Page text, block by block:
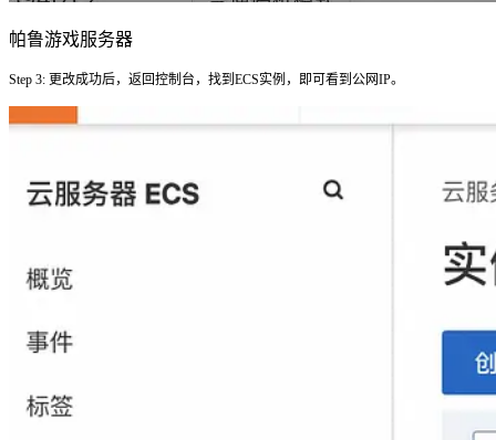
帕鲁游戏服务器
Step 3: 更改成功后，返回控制台，找到ECS实例，即可看到公网IP。